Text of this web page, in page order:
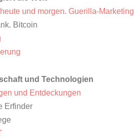
und morgen. Guerilla-Marketing
Bitcoin
und Technologien
und Entdeckungen
Erfinder